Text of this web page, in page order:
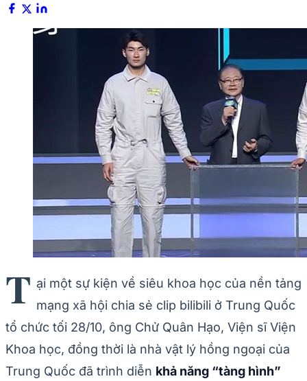
T ại một sự kiện về siêu khoa học của nền tảng
mạng xã hội chia sẻ clip bilibili ở Trung Quốc
tổ chức tối 28/10, ông Chử Quân Hạo, Viện sĩ Viện
Khoa học, đồng thời là nhà vật lý hồng ngoại của
Trung Quốc đã trình diễn khả năng “tàng hình”